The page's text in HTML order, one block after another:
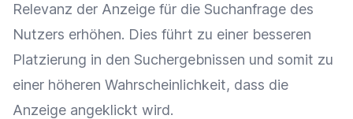
Relevanz der Anzeige für die Suchanfrage des
Nutzers erhöhen. Dies führt zu einer besseren
Platzierung in den Suchergebnissen und somit zu
einer höheren Wahrscheinlichkeit, dass die
Anzeige angeklickt wird.